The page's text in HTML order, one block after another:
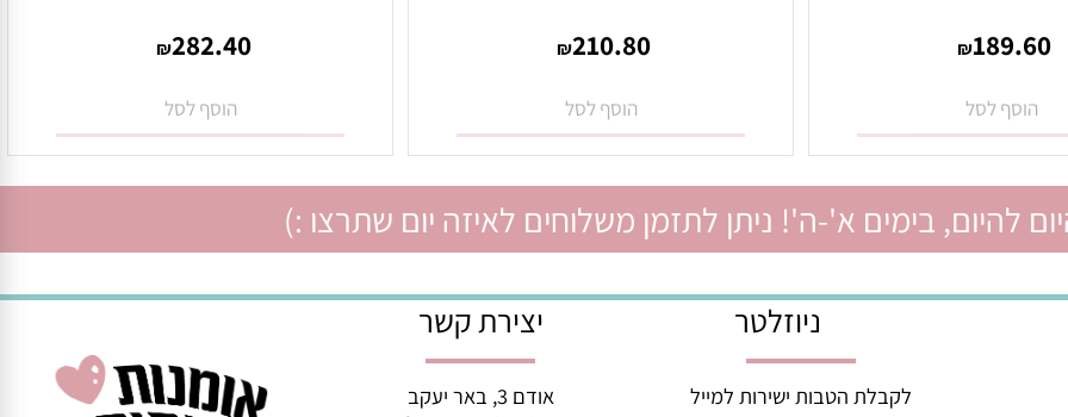
₪
₪210.80
₪282.40
בימים א'-ה'! ניתן לתזמן משלוחים לאיזה יום שתרצו :)
ניוזלטר יצירת קשר